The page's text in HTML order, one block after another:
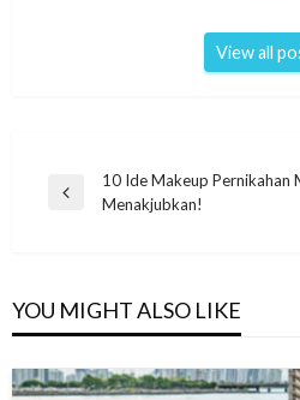
View all
Post
navigation
Previous
10 Ide Makeup Pernikahan
Menakjubkan!
YOU MIGHT ALSO LIKE